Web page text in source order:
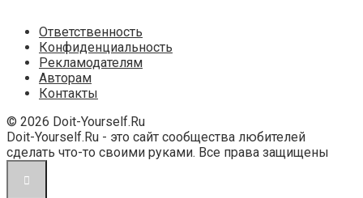
Ответственность
Конфиденциальность
Рекламодателям
Авторам
Контакты
© 2026 Doit-Yourself.Ru
Doit-Yourself.Ru - это сайт сообщества любителей
сделать что-то своими руками. Все права защищены